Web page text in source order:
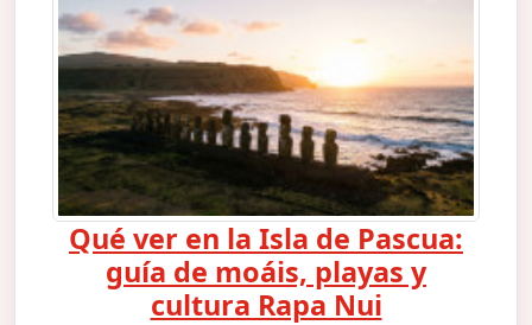
Qué ver en la Isla de Pascua:
guía de moáis, playas y
cultura Rapa Nui